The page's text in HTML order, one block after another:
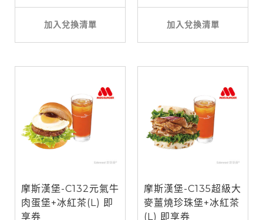
加入兌換清單 加入兌換清單
摩斯漢堡-C132元氣牛
肉蛋堡+冰紅茶(L) 即
享券
摩斯漢堡-C135超級大
麥薑燒珍珠堡+冰紅茶
(L) 即享券